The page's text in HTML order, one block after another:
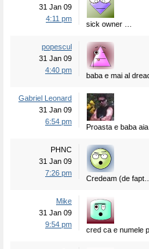
31 Jan 09
4:11 pm
sick owner …
popescul
31 Jan 09
4:40 pm
baba e mai al
Gabriel Leonard
31 Jan 09
6:54 pm
Proasta e baba
PHNC
31 Jan 09
7:26 pm
Credeam (de
Mike
31 Jan 09
9:54 pm
cred ca e numele